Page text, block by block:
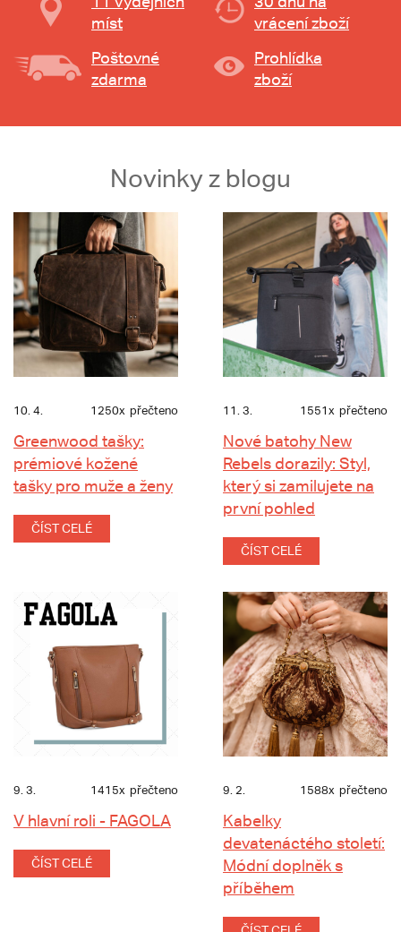
míst
vrácení zboží
Poštovné
zdarma
Prohlídka
zboží
Novinky z blogu
10. 4. 1250x přečteno
Greenwood tašky:
prémiové kožené
tašky pro muže a ženy
ČÍST CELÉ
11. 3. 1551x přečteno
Nové batohy New
Rebels dorazily: Styl,
který si zamilujete na
první pohled
ČÍST CELÉ
9. 3. 1415x přečteno
V hlavní roli - FAGOLA
ČÍST CELÉ
9. 2. 1588x přečteno
Kabelky
devatenáctého století:
Módní doplněk s
příběhem